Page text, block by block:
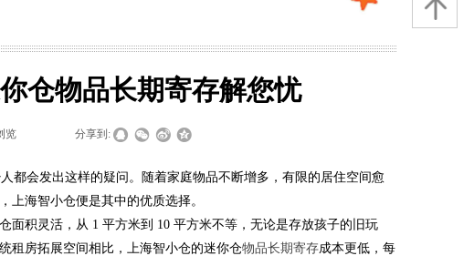
仓物品长期寄存解您忧
览 分享到:
都会发出这样的疑问。随着家庭物品不断增多，有限的居住空间愈
上海智小仓便是其中的优质选择。
积灵活，从 1 平方米到 10 平方米不等，无论是存放孩子的旧玩
租房拓展空间相比，上海智小仓的迷你仓物品长期寄存成本更低，每